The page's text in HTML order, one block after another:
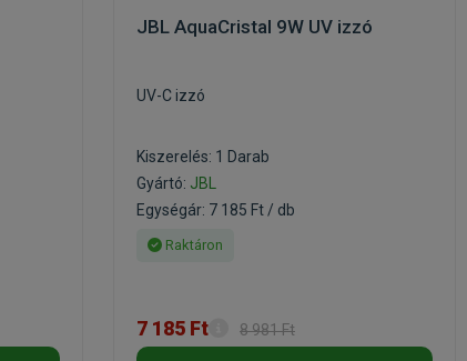
JBL AquaCristal 9W UV izzó
UV-C izzó
Kiszerelés: 1 Darab
Gyártó: JBL
Egységár: 7 185 Ft / db
Raktáron
7 185 Ft 8 981 Ft